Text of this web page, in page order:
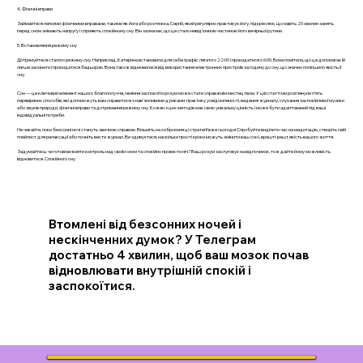
4. Фізичні вправи
Займайтеся легкими фізичними вправами, такими як йога або розтяжка. Сергій, який регулярно практикує йогу, підкреслює, що навіть 20 хвилин занять
перед сном знімають напругу і сприяють спокійному сну. Він зазначає, що це стало невід’ємною частиною його вечірньої рутини.
5. Встановлення режиму сну
Дотримуйтеся сталого режиму сну. Наприклад, Катерина встановила для себе графік: лягати о 22:00 і прокидатися о 6:00. Вона помітила, що це допомагає їй
легше засинати і прокидатися бадьорою. Вона також відмовилася від використання електронних пристроїв за годину до сну, що значно поліпшило якість її
сну.
Сон — це ключовий елемент нашого благополуччя, і вміння заспокоїти розум може стати справжнім мистецтвом. У цій статті ми розглянули п’ять
перевірених способів, які допоможуть вам справитися з нав'язливими думками: практику усвідомленості, ведення журналу, слухання заспокійливої музики
або звуків природи, фізичні вправи та дотримання режиму сну. Кожен з цих методів має свою унікальну цінність і може бути адаптований під ваші
індивідуальні потреби.
Не чекайте, поки безсонні ночі стануть звичною справою. Візьміть на озброєння ці стратегії вже сьогодні Спробуйте виділити час на медитацію, створіть свій
плейлист для релаксації або почніть вести журнал. Ви здивуєтеся, наскільки прості кроки можуть змінити ваш сон і, врешті-решт, якість вашого життя.
Задумайтесь: чи готові ви взяти контроль над своїм сном та спокійно провести ніч? Ваш розум заслуговує на відпочинок, тож дайте йому можливість
відновитися. Спокійного сну
Втомлені від безсонних ночей і
нескінченних думок? У Телеграм
достатньо 4 хвилин, щоб ваш мозок почав
відновлювати внутрішній спокій і
заспокоїтися.